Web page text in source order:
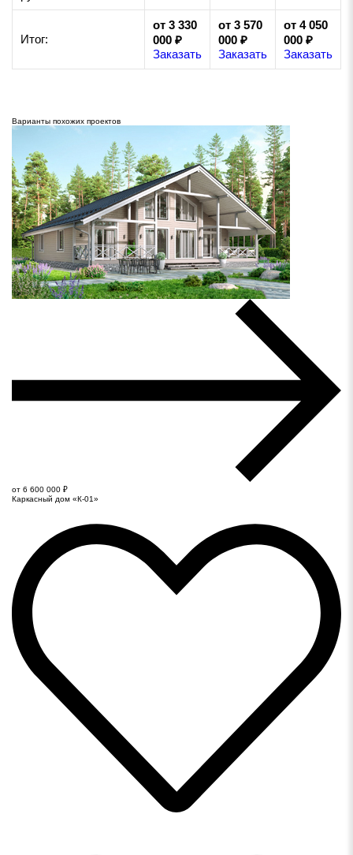
Итог:
от 3 330
000 ₽
Заказать
от 3 570
000 ₽
Заказать
от 4 050
000 ₽
Заказать
Варианты похожих проектов
от 6 600 000 ₽
Каркасный дом «К-01»